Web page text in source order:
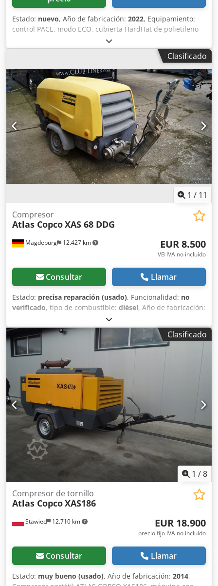
Estado: nuevo, Año de fabricación: 2022, Equipamiento:
control PACE, modo ECO, cubierta HardHat de polietileno
(PE), control Xc2003 Dedpfxjii U R De Ai Rjck Temperatura
mínima: -10 °C Dimensiones del chasis: 4844 x 1807 x 1892
mm (largo x ancho x alto) Velocidad de alivio: 1500 rpm
Velocidad nominal a plena carga: 1960 rpm Temperatura
ambiente máxima: 45 °C Potencia del motor: 104 kW
Caudal volumétrico (FAD): 10,9-9,7 m³/min Rango de
presión de funcionamiento: 5-14 bares Control del
compresor con regulación flexible de presión y caudal:
PACE Marca y modelo del motor: John Deere / 4045HI551
Sistema de tratamiento del aire comprimido compuesto
por: intercambiador de calor del aire comprimido,
separador de agua y filtro PD Nivel de emisiones: Etapa V
Número de cilindros: 4
Clasificado
1 / 11
Magdeburg 12.427 km
Compresor
Atlas CopcoXAS 68 DDG
EUR 8.500
VB IVA no incluído
Consultar Llamar
Estado: precisa reparación (usado), Funcionalidad: no
verificado, tipo de combustible: diésel, Año de fabricación:
, horas de funcionamiento:
Copco XAS 68 DDG, año de fabricación 2017, 1.154 horas
de funcionamiento, caudal 3,5 m³, potencia de emergencia
12,5 kVA, conexiones: 1 x 230 voltios, 2 x 400 voltios, núm.
de serie YA3064303H0461812, eje doblado, el compresor
funciona correctamente por lo demás, ABE/registro
disponible. Dodpfoy Aktasx Ai Reck
Clasificado
1 /8
Stawiec 12.710 km
Compresor de tornillo
Atlas CopcoXAS186
EUR 18.900
precio fijo IVA no incluído
Consultar Llamar
Estado: muy bueno (usado), Año de fabricación: 2014,